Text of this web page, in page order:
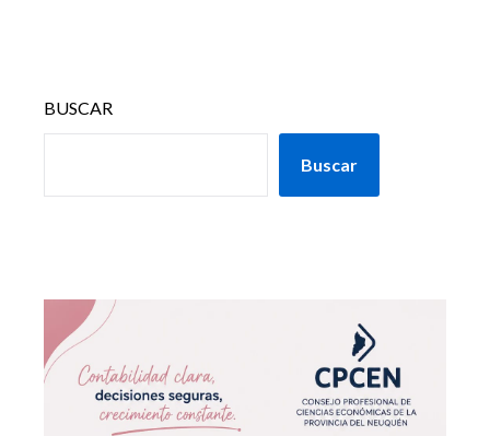
BUSCAR
Buscar